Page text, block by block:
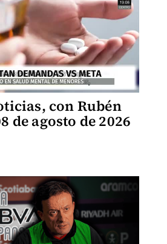
con Rubén
de agosto de 2026